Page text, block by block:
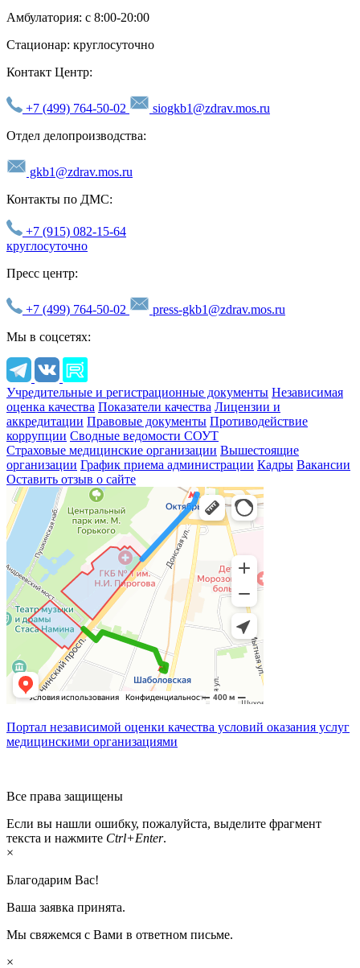
Амбулатория: с 8:00-20:00
Стационар: круглосуточно
Контакт Центр:
+7 (499) 764-50-02
siogkb1@zdrav.mos.ru
Отдел делопроизводства:
gkb1@zdrav.mos.ru
Контакты по ДМС:
+7 (915) 082-15-64
круглосуточно
Пресс центр:
+7 (499) 764-50-02
press-gkb1@zdrav.mos.ru
Мы в соцсетях:
Учредительные и регистрационные документы Независимая
оценка качества Показатели качества Лицензии и
аккредитации Правовые документы Противодействие
коррупции Сводные ведомости СОУТ
Страховые медицинские организации Вышестоящие
организации График приема администрации Кадры Вакансии
Оставить отзыв о сайте
Портал независимой оценки качества условий оказания услуг
медицинскими организациями
Все права защищены
Если вы нашли ошибку, пожалуйста, выделите фрагмент
текста и нажмите Ctrl+Enter.
×
Благодарим Вас!
Ваша заявка принята.
Мы свяжемся с Вами в ответном письме.
×